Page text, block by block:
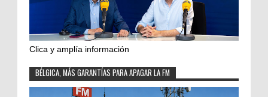
Clica y amplía información
BÉLGICA, MÁS GARANTÍAS PARA APAGAR LA FM